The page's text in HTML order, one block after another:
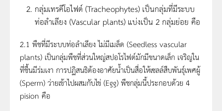
กลุ่มเทรคีโอไฟต์ (Tracheophytes) เป็นกลุ่มที่มีระบบ
ท่อลำเลียง (Vascular plants) แบ่งเป็น 2 กลุ่มย่อย คือ
2.1 พืชที่มีระบบท่อลำเลียง ไม่มีเมล็ด (Seedless vascular
plants) เป็นกลุ่มพืชที่ส่วนใหญ่สปอโรไฟต์มักมีขนาดเล็ก เจริญใน
ที่ชื้นมีร่มเงา การปฏิสนธิต้องอาศัยน้ำเป็นสื่อให้เซลล์สืบพันธุ์เพศผู้
(Sperm) ว่ายเข้าไปผสมกับไข่ (Egg) พืชกลุ่มนี้ประกอบด้วย 4
pision คือ